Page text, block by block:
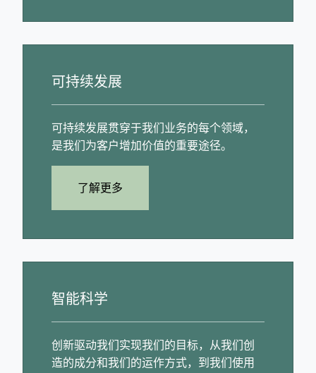
可持续发展
可持续发展贯穿于我们业务的每个领域，
是我们为客户增加价值的重要途径。
了解更多
智能科学
创新驱动我们实现我们的目标，从我们创
造的成分和我们的运作方式，到我们使用